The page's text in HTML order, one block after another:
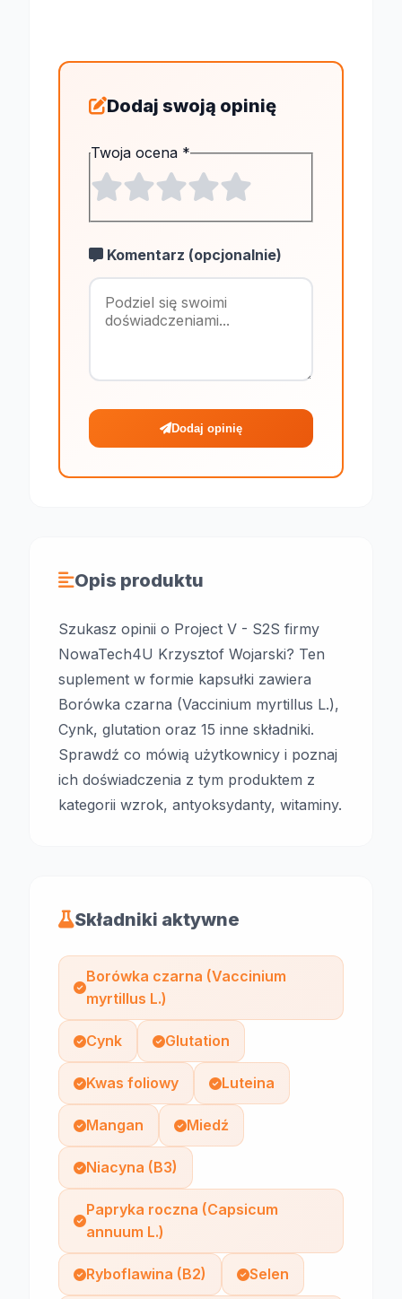
Dodaj swoją opinię
Twoja ocena *
Komentarz (opcjonalnie)
Maksymalnie
Dodaj opinię
Opis produktu
Szukasz opinii o Project V - S2S firmy
NowaTech4U Krzysztof Wojarski? Ten
suplement w formie kapsułki zawiera
Borówka czarna (Vaccinium myrtillus L.),
Cynk, glutation oraz 15 inne składniki.
Sprawdź co mówią użytkownicy i poznaj
ich doświadczenia z tym produktem z
kategorii wzrok, antyoksydanty, witaminy.
Składniki aktywne
Borówka czarna (Vaccinium
myrtillus L.)
Cynk Glutation
Kwas foliowy Luteina
Mangan Miedź
Niacyna (B3)
Papryka roczna (Capsicum
annuum L.)
Ryboflawina (B2) Selen